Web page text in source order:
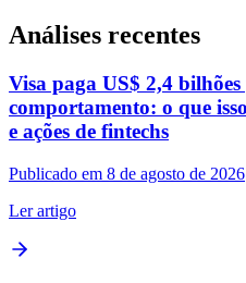
Análises recentes
Visa paga US$ 2,4
comportamento: o que
e ações de fintechs
Publicado em 8 de agosto de 2026
Ler artigo